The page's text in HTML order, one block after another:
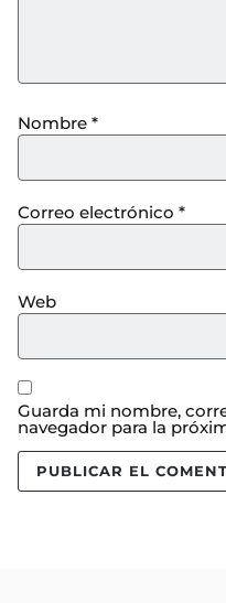
Nombre *
Correo electrónico *
Web
Guarda mi nombre,
navegador para la